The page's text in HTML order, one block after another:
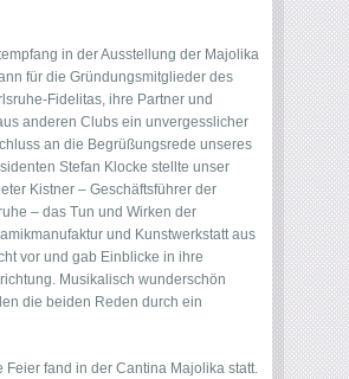
in der Ausstellung der Majolika
für die Gründungsmitglieder des
Fidelitas, ihre Partner und
anderen Clubs ein unvergesslicher
an die Begrüßungsrede unseres
Stefan Klocke stellte unser
Kistner – Geschäftsführer der
– das Tun und Wirken der
und Kunstwerkstatt aus
vor und gab Einblicke in ihre
Musikalisch wunderschön
die beiden Reden durch ein
Feier fand in der Cantina Majolika statt.